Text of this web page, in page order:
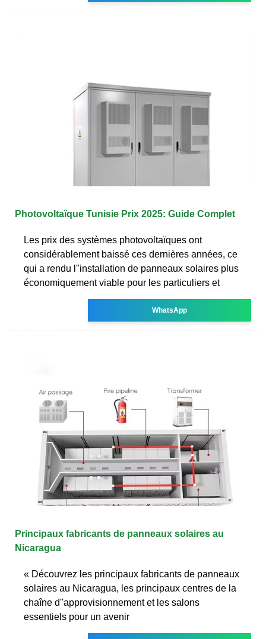
Photovoltaïque Tunisie Prix 2025: Guide Complet
Les prix des systèmes photovoltaïques ont
considérablement baissé ces dernières années, ce
qui a rendu l''installation de panneaux solaires plus
économiquement viable pour les particuliers et
WhatsApp
Principaux fabricants de panneaux solaires au
Nicaragua
« Découvrez les principaux fabricants de panneaux
solaires au Nicaragua, les principaux centres de la
chaîne d''approvisionnement et les salons
essentiels pour un avenir